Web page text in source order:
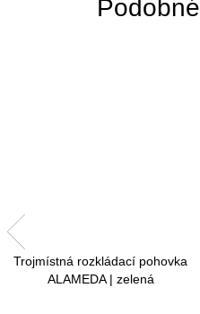
Trojmístná rozkládací pohovka
ALAMEDA | zelená